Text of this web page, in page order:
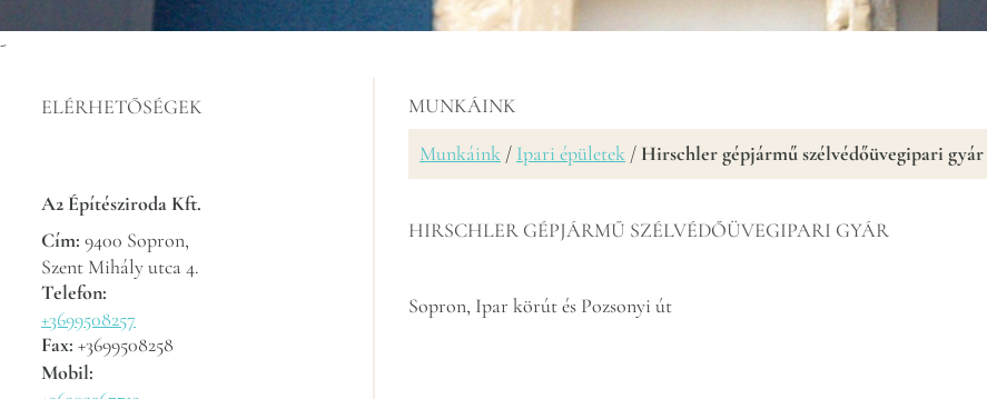
-
ELÉRHETŐSÉGEK
A2 Építésziroda Kft.
Cím: 9400 Sopron,
Szent Mihály utca 4.
Telefon:
+3699508257
Fax: +3699508258
Mobil:
MUNKÁINK
Munkáink / Ipari épületek / Hirschler gépjármű szélvédőüvegipari gyár
HIRSCHLER GÉPJÁRMŰ SZÉLVÉDŐÜVEGIPARI GYÁR
Sopron, Ipar körút és Pozsonyi út